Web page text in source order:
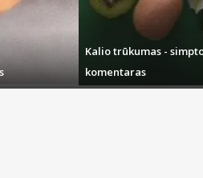
todėl stengiamės vis sparčiau
3 d.d., o pasirinkus atitinkamus
Kalio trūkumas -
komentaras